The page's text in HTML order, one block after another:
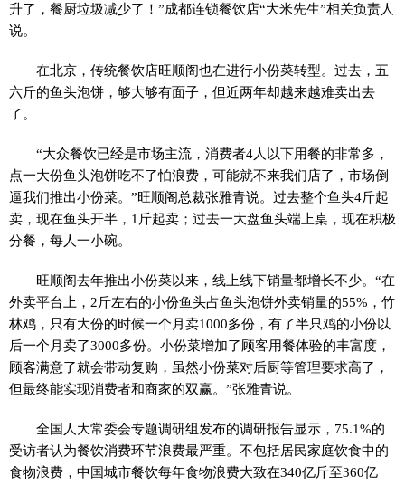
升了，餐厨垃圾减少了！”成都连锁餐饮店“大米先生”相关负责人
说。
在北京，传统餐饮店旺顺阁也在进行小份菜转型。过去，五
六斤的鱼头泡饼，够大够有面子，但近两年却越来越难卖出去
了。
“大众餐饮已经是市场主流，消费者4人以下用餐的非常多，
点一大份鱼头泡饼吃不了怕浪费，可能就不来我们店了，市场倒
逼我们推出小份菜。”旺顺阁总裁张雅青说。过去整个鱼头4斤起
卖，现在鱼头开半，1斤起卖；过去一大盘鱼头端上桌，现在积极
分餐，每人一小碗。
旺顺阁去年推出小份菜以来，线上线下销量都增长不少。“在
外卖平台上，2斤左右的小份鱼头占鱼头泡饼外卖销量的55%，竹
林鸡，只有大份的时候一个月卖1000多份，有了半只鸡的小份以
后一个月卖了3000多份。小份菜增加了顾客用餐体验的丰富度，
顾客满意了就会带动复购，虽然小份菜对后厨等管理要求高了，
但最终能实现消费者和商家的双赢。”张雅青说。
全国人大常委会专题调研组发布的调研报告显示，75.1%的
受访者认为餐饮消费环节浪费最严重。不包括居民家庭饮食中的
食物浪费，中国城市餐饮每年食物浪费大致在340亿斤至360亿